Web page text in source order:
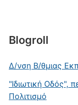
Blogroll
Δ/νση Β/θμιας
"Ιδιωτική Οδός",
Πολιτισμό